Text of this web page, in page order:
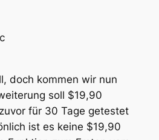
doch kommen wir nun
soll $19,90
für 30 Tage getestet
ist es keine $19,90